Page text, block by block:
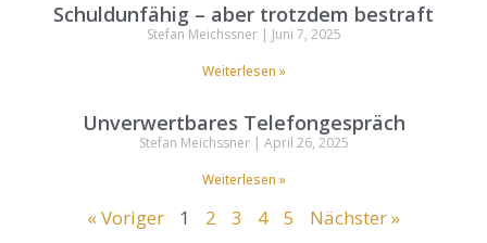
Schuldunfähig – aber trotzdem bestraft
Stefan Meichssner
Juni 7, 2025
Weiterlesen »
Unverwertbares Telefongespräch
Stefan Meichssner
April 26, 2025
Weiterlesen »
« Voriger 1 2 3 4 5 Nächster »